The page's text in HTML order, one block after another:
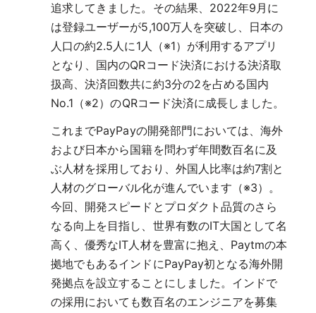
追求してきました。その結果、2022年9月に
は登録ユーザーが5,100万人を突破し、日本の
人口の約2.5人に1人（※1）が利用するアプリ
となり、国内のQRコード決済における決済取
扱高、決済回数共に約3分の2を占める国内
No.1（※2）のQRコード決済に成長しました。
これまでPayPayの開発部門においては、海外
および日本から国籍を問わず年間数百名に及
ぶ人材を採用しており、外国人比率は約7割と
人材のグローバル化が進んでいます（※3）。
今回、開発スピードとプロダクト品質のさら
なる向上を目指し、世界有数のIT大国として名
高く、優秀なIT人材を豊富に抱え、Paytmの本
拠地でもあるインドにPayPay初となる海外開
発拠点を設立することにしました。インドで
の採用においても数百名のエンジニアを募集